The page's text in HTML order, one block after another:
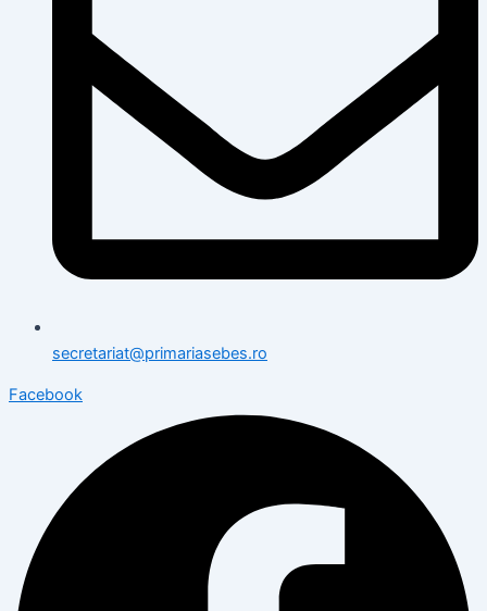
secretariat@primariasebes.ro
Facebook